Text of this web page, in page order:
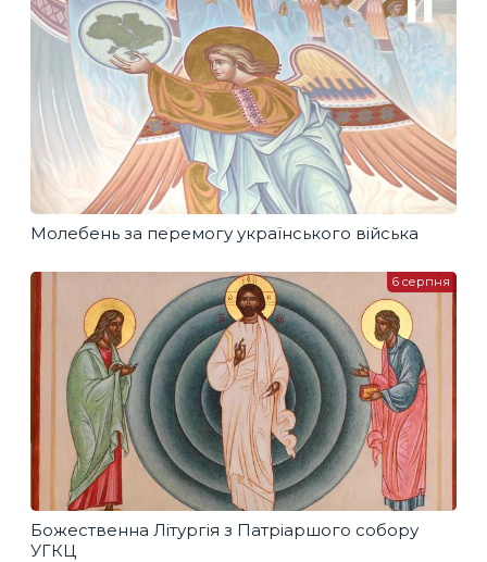
Молебень за перемогу українського війська
Божественна Літургія з Патріаршого собору
УГКЦ
6 серпня